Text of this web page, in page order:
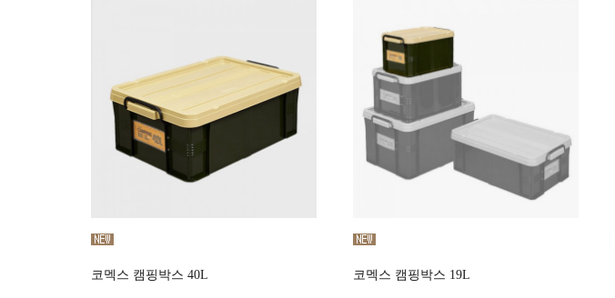
코멕스 캠핑박스 40L 코멕스 캠핑박스 19L